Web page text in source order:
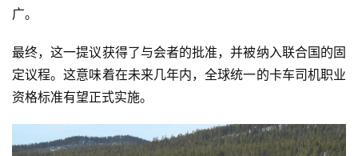
广。
最终，这一提议获得了与会者的批准，并被纳入联合国的固
定议程。这意味着在未来几年内，全球统一的卡车司机职业
资格标准有望正式实施。